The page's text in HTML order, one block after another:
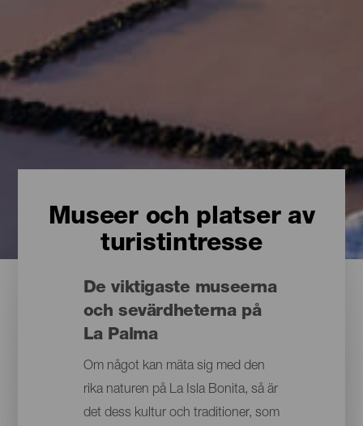
Museer och platser av
turistintresse
De viktigaste museerna
och sevärdheterna på
La Palma
Om något kan mäta sig med den
rika naturen på La Isla Bonita, så är
det dess kultur och traditioner, som